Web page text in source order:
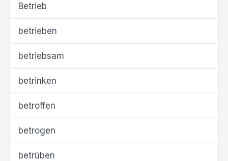
Betrieb
betrieben
betriebsam
betrinken
betroffen
betrogen
betrüben